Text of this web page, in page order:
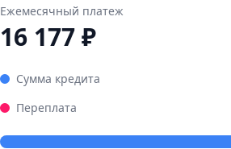
Ежемесячный платеж
16 177₽
Сумма кредита
Переплата